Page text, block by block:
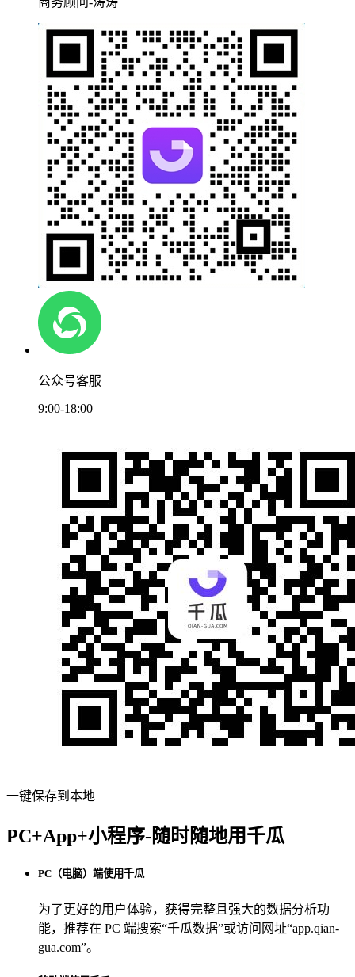
公众号客服
9:00-18:00
一键保存到本地
PC+App+小程序-随时随地用千瓜
PC（电脑）端使用千瓜
为了更好的用户体验，获得完整且强大的数据分析功
能，推荐在 PC 端搜索“千瓜数据”或访问网址“app.qian-
gua.com”。